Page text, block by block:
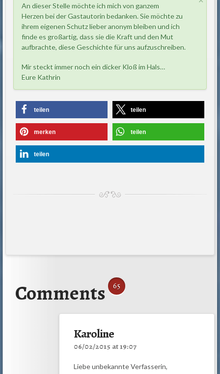
An dieser Stelle möchte ich mich von ganzem
Herzen bei der Gastautorin bedanken. Sie möchte zu
ihrem eigenen Schutz lieber anonym bleiben und ich
finde es großartig, dass sie die Kraft und den Mut
aufbrachte, diese Geschichte für uns aufzuschreiben.
Mir steckt immer noch ein dicker Kloß im Hals…
Eure Kathrin
teilen teilen
merken teilen
teilen
Comments 65
Karoline
06/02/2015 at 19:07
Liebe unbekannte Verfasserin,